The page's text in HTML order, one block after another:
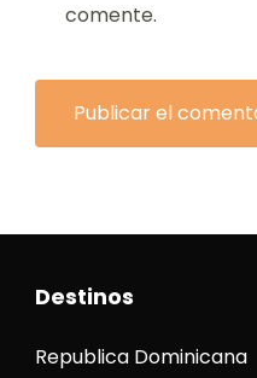
comente.
Destinos
Republica Dominicana